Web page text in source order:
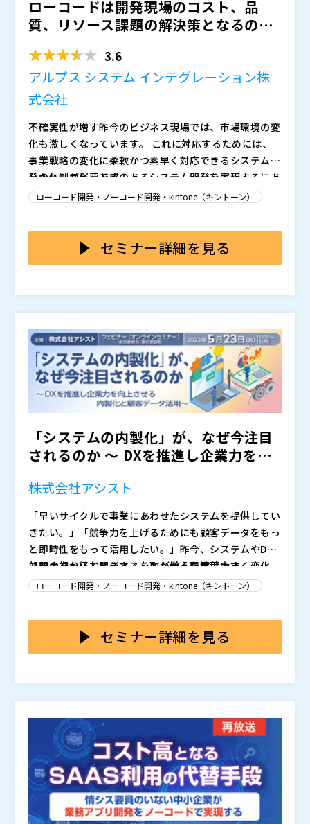
ステム内製について、ダイドーグループホールディング
ス株式会社 堀井様にお話しいただきます。
須永様にお話いただきます。
大企業向けユーザー会「kintone Enterprise Circle」
は分科会を発足。DX人材育成の理論をまとめ、大手企
育成ガイドライン」を、ガイドラインの執筆にご協力い
ただいたエン・ジャパン高橋様の解説を交えながらご紹
介します。
サイボウズ株式会社（）
株式会社オープンソース活用研究所（） マジセミ株式
ローコードは開発現場のコスト、品
質、リソース課題の解決策となるの
3.6
アルプス システム インテグレーション株
式会社
不確実性が増す昨今のビジネス現場では、市場環境の変
化も激しくなっています。 これに対応するためには、
事業戦略の変化に柔軟かつ素早く対応できるシステム開
発の体制が必要です。
しかし、スピード感のあるシステム開発を実現するにあ
たって、解決すべき課題は多くあります。 具体的に
産性を低下させる要因となっています。
コード開発ツールです。 しかし、ローコードといって
も製品によっては一部コーディングが必要だったり、非
す。
現するローコード開発プラットフォーム「WebPerfor
mer」を紹介します。 具体的な課題解決事例を紹介しな
がら、どのように開発工数の削減、開発品質の標準化、
開発の内製化を実現するのかを解説する予定です。 開
発現場の生産性向上の手段としてローコード開発を検討
されている方は、ぜひご参加ください。
マーケティング部 部長
デジタルビジネス統括本部 デジタルビジネス営業本部
事業企画部 営業推進課
アルプス システム インテグレーション株式会社（）
キヤノンITソリューションズ株式会社（）
株式会社オープンソース活用研究所（） マジセミ株式
ローコード開発・ノーコード開発・kintone（キントーン）
セミナー詳細を見る
「システムの内製化」が、なぜ今注目
されるのか ～ DXを推進し企業力を向
株式会社アシスト
「早いサイクルで事業にあわせたシステムを提供してい
きたい。」「競争力を上げるためにも顧客データをもっ
と即時性をもって活用したい。」昨今、システムやDX
部門の方からお聞きすることが増えた言葉です。
コロナ禍を経てビジネスを取り巻く環境は大きく変化
し、データドリブン経営や現場力向上の視点からも、お
ータ利活用の推進を如何に行うかが、お客様での大きな
課題になっています。
減策として昨今注目されている「システム開発の内製
化」に視点をあて、今検討すべき事項、そして各社様の
ィとして、アシストでの「顧客情報を活用したCX向
上」の施策についてご紹介させていただきます。
をお持ちのITやDX推進部門の方
・システム内製化を「これから始めようとしている」企
業や部門 または、既に実施しているが「施策の効果
などで課題がある」方
・より早いサイクルでのシステム提供とコストの課題を
お持ちのIT部門の方
・競争力を上げるためにも顧客データをもっと即時性を
もって活用し、CXを推進したい考えている DX推進部
門の方
ローコード開発・ノーコード開発・kintone（キントーン）
セミナー詳細を見る